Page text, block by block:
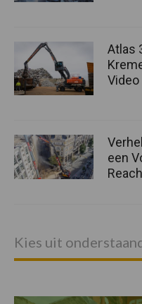
Atlas
Video
een
Kies uit